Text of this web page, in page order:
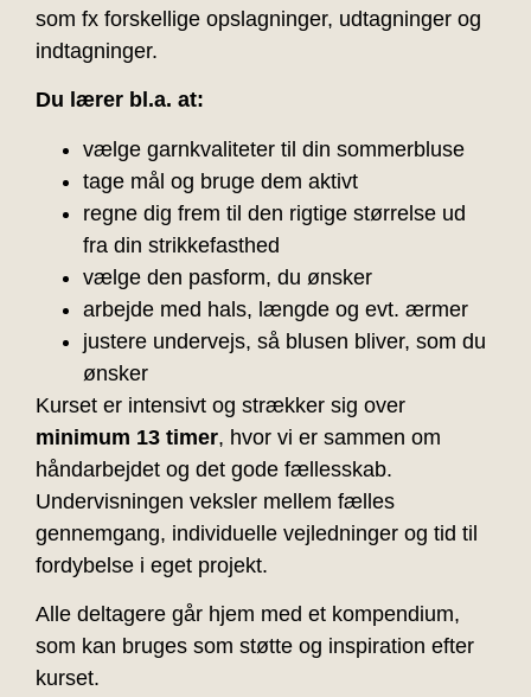
som fx forskellige opslagninger, udtagninger og
indtagninger.
Du lærer bl.a. at:
vælge garnkvaliteter til din sommerbluse
tage mål og bruge dem aktivt
regne dig frem til den rigtige størrelse ud
fra din strikkefasthed
vælge den pasform, du ønsker
arbejde med hals, længde og evt. ærmer
justere undervejs, så blusen bliver, som du
ønsker
Kurset er intensivt og strækker sig over
minimum 13 timer, hvor vi er sammen om
håndarbejdet og det gode fællesskab.
Undervisningen veksler mellem fælles
gennemgang, individuelle vejledninger og tid til
fordybelse i eget projekt.
Alle deltagere går hjem med et kompendium,
som kan bruges som støtte og inspiration efter
kurset.